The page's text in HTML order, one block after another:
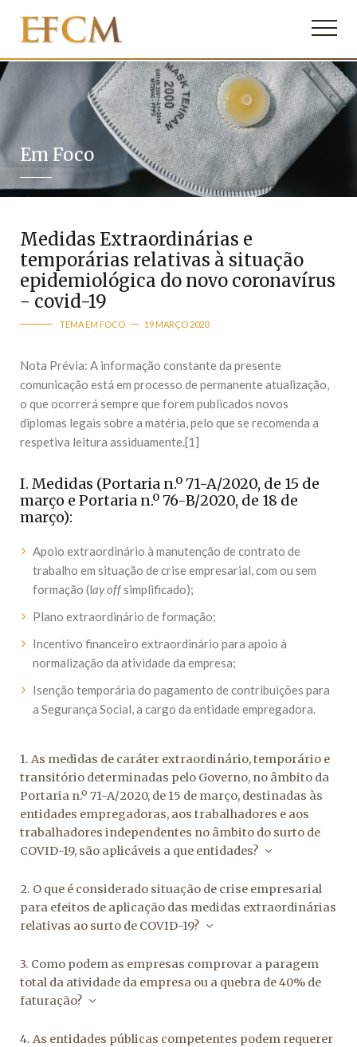
Em Foco
Medidas Extraordinárias e
temporárias relativas à situação
epidemiológica do novo coronavírus
- covid-19
TEMA EM FOCO 19 MARÇO 2020
Nota Prévia: A informação constante da presente
comunicação está em processo de permanente atualização,
o que ocorrerá sempre que forem publicados novos
diplomas legais sobre a matéria, pelo que se recomenda a
respetiva leitura assiduamente.[1]
I. Medidas (Portaria n.º 71-A/2020, de 15 de
março e Portaria n.º 76-B/2020, de 18 de
março):
Apoio extraordinário à manutenção de contrato de
trabalho em situação de crise empresarial, com ou sem
formação (lay offsimplificado);
Plano extraordinário de formação;
Incentivo financeiro extraordinário para apoio à
normalização da atividade da empresa;
Isenção temporária do pagamento de contribuições para
a Segurança Social, a cargo da entidade empregadora.
1. As medidas de caráter extraordinário, temporário e
transitório determinadas pelo Governo, no âmbito da
Portaria n.º 71-A/2020, de 15 de março, destinadas às
entidades empregadoras, aos trabalhadores e aos
trabalhadores independentes no âmbito do surto de
COVID-19, são aplicáveis a que entidades?
2. O que é considerado situação de crise empresarial
para efeitos de aplicação das medidas extraordinárias
relativas ao surto de COVID-19?
3. Como podem as empresas comprovar a paragem
total da atividade da empresa ou a quebra de 40% de
faturação?
4. As entidades públicas competentes podem requerer